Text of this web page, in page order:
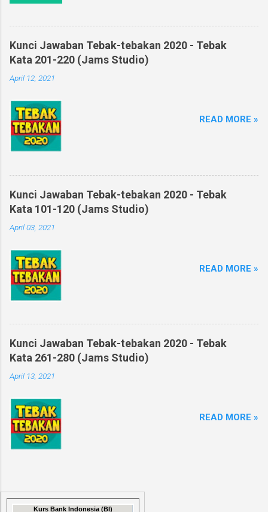
Kunci Jawaban Tebak-tebakan 2020 - Tebak
Kata 201-220 (Jams Studio)
April 12, 2021
READ MORE »
Kunci Jawaban Tebak-tebakan 2020 - Tebak
Kata 101-120 (Jams Studio)
April 03, 2021
READ MORE »
Kunci Jawaban Tebak-tebakan 2020 - Tebak
Kata 261-280 (Jams Studio)
April 13, 2021
READ MORE »